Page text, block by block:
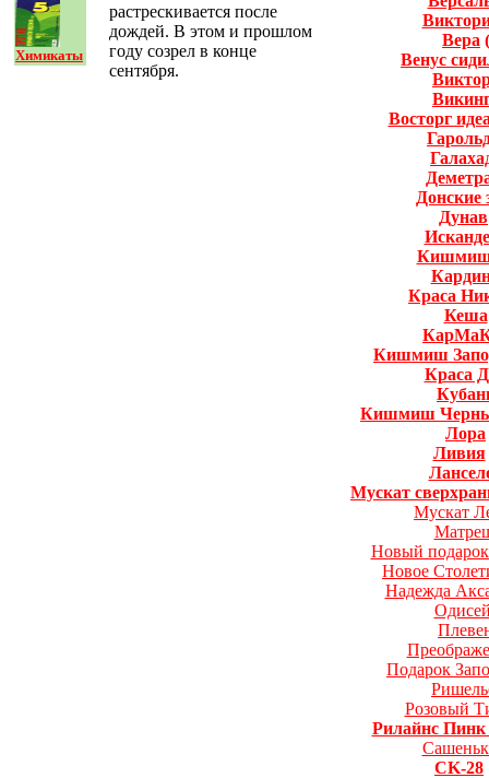
Химикаты
растрескивается после
дождей. В этом и прошлом
году созрел в конце
сентября.
Вера
Венус
Восторг
Донские
Дунав
Краса
Кеша
Кишмиш
Краса
Кишмиш
Лора
Ливия
Мускат
Мускат
Новый
Новое
Надежда
Подарок
Розовый
Рилайнс
CK-28